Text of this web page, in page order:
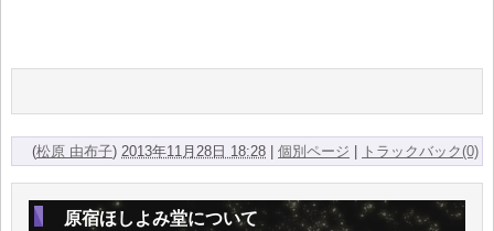
(松原 由布子) 2013年11月28日 18:28 |個別ページ トラックバック(0)
原宿ほしよみ堂について